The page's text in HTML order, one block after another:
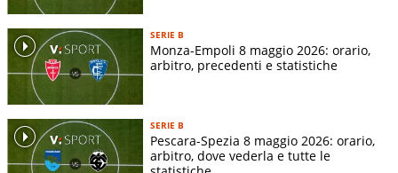
SERIE B
Monza-Empoli 8 maggio 2026: orario,
arbitro, precedenti e statistiche
SERIE B
Pescara-Spezia 8 maggio 2026: orario,
arbitro, dove vederla e tutte le